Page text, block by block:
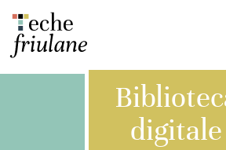
digitale